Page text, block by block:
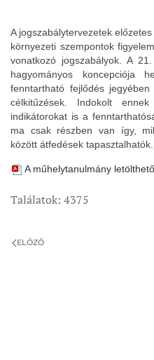
A jogszabálytervezetek
környezeti szempontok
vonatkozó jogszabályok. A
hagyományos koncepciója
fenntartható fejlődés
célkitűzések. Indokolt
indikátorokat is a
ma csak részben van így,
között átfedések tapasztalhatók.
A műhelytanulmány
Találatok: 4375
ELŐZŐ